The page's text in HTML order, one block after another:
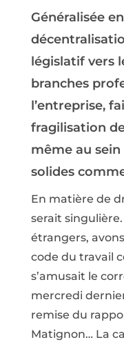
Généralisée
législatif vers
branches
l’entreprise,
fragilisation
même au
solides
En matière de
serait
étrangers,
code du travail
s’amusait le
mercredi
remise du
Matignon… La